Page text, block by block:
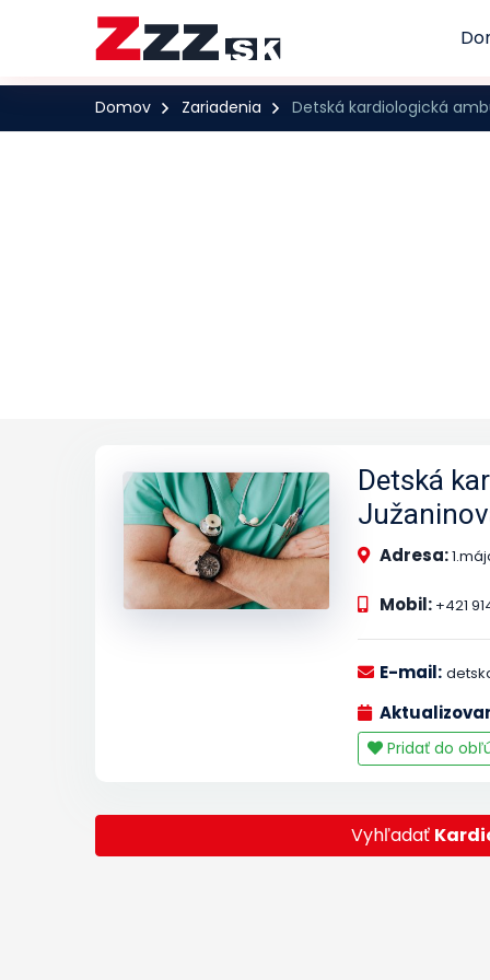
Domov Zariadenia Detská kardiologická
Detská
Adresa:
Mobil: +421
E-mail:
Pridať do
Vyhľadať